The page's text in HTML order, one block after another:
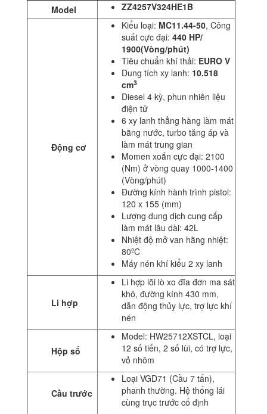
Model ZZ4257V324HE1B
Động cơ
Kiểu loại: MC11.44-50, Công
suất cực đại: 440 HP/
1900(Vòng/phút)
Tiêu chuẩn khí thải: EURO V
Dung tích xy lanh: 10.518
cm3
Diesel 4 kỳ, phun nhiên liệu
điện tử
6 xy lanh thẳng hàng làm mát
bằng nước, turbo tăng áp và
làm mát trung gian
Momen xoắn cực đại: 2100
(Nm) ở vòng quay 1000-1400
(Vòng/phút)
Đường kính hành trình pistol:
120 x 155 (mm)
Lượng dung dịch cung cấp
làm mát lâu dài: 42L
Nhiệt độ mở van hằng nhiệt:
80ºC
Máy nén khí kiểu 2 xy lanh
Li hợp
Li hợp lõi lò xo đĩa đơn ma sát
khô, đường kính 430 mm,
dẫn động thủy lực, trợ lực khí
nén
Hộp số
Model: HW25712XSTCL, loại
12 số tiến, 2 số lùi, có trợ lực,
vỏ nhôm
Cầu trước
Loại VGD71 (Cầu 7 tấn),
phanh thường. Hệ thống lái
cùng trục trước cố định